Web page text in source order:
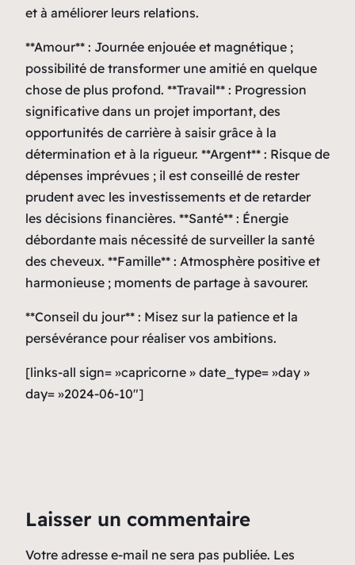
et à améliorer leurs relations.
**Amour** : Journée enjouée et magnétique ;
possibilité de transformer une amitié en quelque
chose de plus profond. **Travail** : Progression
significative dans un projet important, des
opportunités de carrière à saisir grâce à la
détermination et à la rigueur. **Argent** : Risque de
dépenses imprévues ; il est conseillé de rester
prudent avec les investissements et de retarder
les décisions financières. **Santé** : Énergie
débordante mais nécessité de surveiller la santé
des cheveux. **Famille** : Atmosphère positive et
harmonieuse ; moments de partage à savourer.
**Conseil du jour** : Misez sur la patience et la
persévérance pour réaliser vos ambitions.
[links-all sign= »capricorne » date_type= »day »
day= »2024-06-10″]
Laisser un commentaire
Votre adresse e-mail ne sera pas publiée. Les